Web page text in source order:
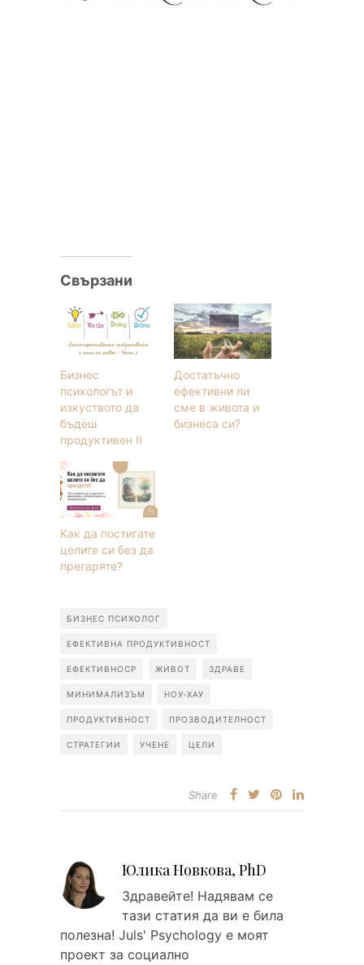
Свързани
Бизнес
психологът и
изкуството да
бъдеш
продуктивен II
Достатъчно
ефективни ли
сме в живота и
бизнеса си?
Как да постигате
целите си без да
прегаряте?
БИЗНЕС ПСИХОЛОГ
ЕФЕКТИВНА ПРОДУКТИВНОСТ
ЕФЕКТИВНОСР ЖИВОТ ЗДРАВЕ
МИНИМАЛИЗЪМ НОУ-ХАУ
ПРОДУКТИВНОСТ ПРОЗВОДИТЕЛНОСТ
СТРАТЕГИИ УЧЕНЕ ЦЕЛИ
Share
Юлика Новкова, PhD
Здравейтe! Надявам се
тази статия да ви е била
полезна! Juls' Psychology е моят
проект за социално